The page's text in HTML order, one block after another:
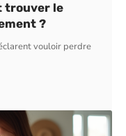
trouver le
?
vouloir perdre